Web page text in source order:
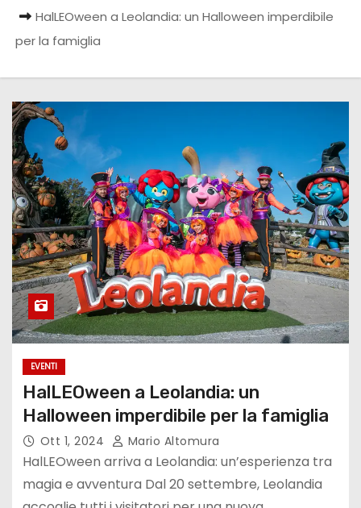
HalLEOween a Leolandia: un Halloween imperdibile
per la famiglia
EVENTI
HalLEOween a Leolandia: un
Halloween imperdibile per la famiglia
Ott 1, 2024 Mario Altomura
HalLEOween arriva a Leolandia: un’esperienza tra
magia e avventura Dal 20 settembre, Leolandia